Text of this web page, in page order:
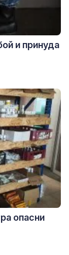
и принуда
опасни